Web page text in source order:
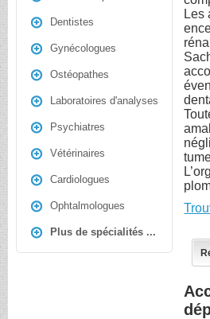
Dentistes
Gynécologues
Ostéopathes
Laboratoires d'analyses
Psychiatres
Vétérinaires
Cardiologues
Ophtalmologues
Plus de spécialités ...
Les